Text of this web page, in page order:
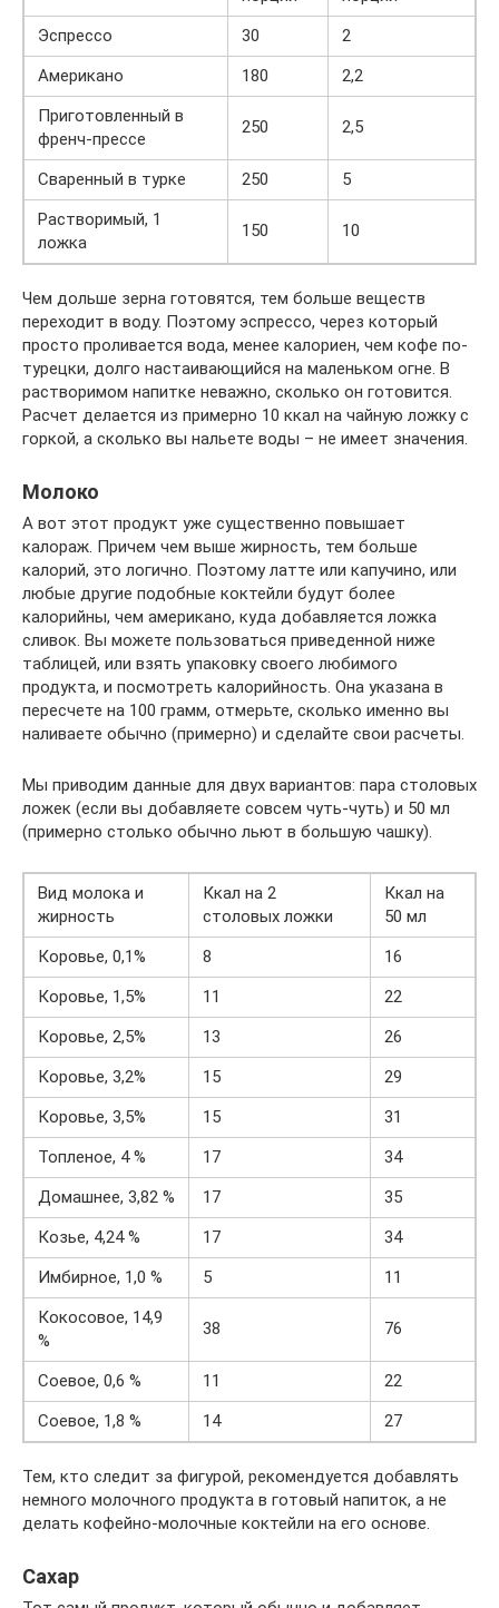
Эспрессо
30
2
Американо
180
2,2
Приготовленный в
френч-прессе
250 2,5
Сваренный в турке 250
5
Растворимый, 1
ложка
150 10
Чем дольше зерна готовятся, тем больше веществ
переходит в воду. Поэтому эспрессо, через который
просто проливается вода, менее калориен, чем кофе по-
турецки, долго настаивающийся на маленьком огне. В
растворимом напитке неважно, сколько он готовится.
Расчет делается из примерно 10 ккал на чайную ложку с
горкой, а сколько вы нальете воды – не имеет значения.
Молоко
А вот этот продукт уже существенно повышает
калораж. Причем чем выше жирность, тем больше
калорий, это логично. Поэтому латте или капучино, или
любые другие подобные коктейли будут более
калорийны, чем американо, куда добавляется ложка
сливок. Вы можете пользоваться приведенной ниже
таблицей, или взять упаковку своего любимого
продукта, и посмотреть калорийность. Она указана в
пересчете на 100 грамм, отмерьте, сколько именно вы
наливаете обычно (примерно) и сделайте свои расчеты.
Мы приводим данные для двух вариантов: пара столовых
ложек (если вы добавляете совсем чуть-чуть) и 50 мл
(примерно столько обычно льют в большую чашку).
Вид молока и
жирность
Ккал на 2
столовых ложки
Ккал на
50 мл
Коровье, 0,1%
8
16
Коровье, 1,5%
11
22
Коровье, 2,5%
13
26
Коровье, 3,2%
15
29
Коровье, 3,5%
15
31
Топленое, 4 %
17
34
Домашнее, 3,82 %
17
35
Козье, 4,24 %
17
34
Имбирное, 1,0 %
5
11
Кокосовое, 14,9
%
38 76
Соевое, 0,6 % 11
22
Соевое, 1,8 %
14 27
Тем, кто следит за фигурой, рекомендуется добавлять
немного молочного продукта в готовый напиток, а не
делать кофейно-молочные коктейли на его основе.
Сахар